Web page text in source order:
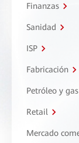
Finanzas
Sanidad
ISP
Fabricación
Petróleo y gas
Retail
Mercado